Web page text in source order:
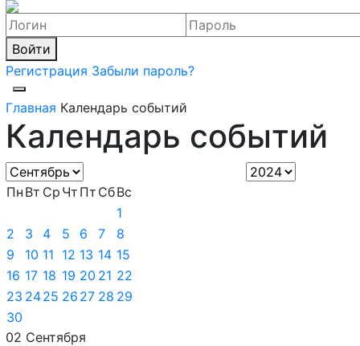
Войти
Регистрация Забыли пароль?
Главная Календарь событий
Календарь событий
Пн Вт Ср Чт Пт СбВс
1
2
3 4 5 6 7
8
9
10 11 12 13 14 15
16 17 18 19 20 21 22
23 2425 26 27 28 29
30
02 Сентября